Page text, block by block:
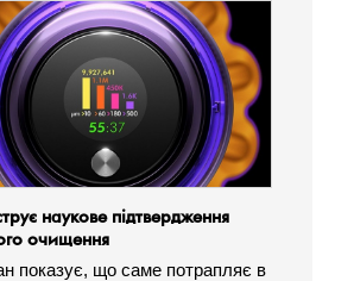
наукове підтвердження
очищення
показує, що саме потрапляє в